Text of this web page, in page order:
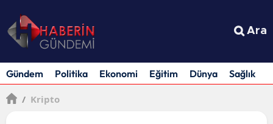
Ara
Gündem Politika Ekonomi Eğitim Dünya Sağlık
/ Kripto